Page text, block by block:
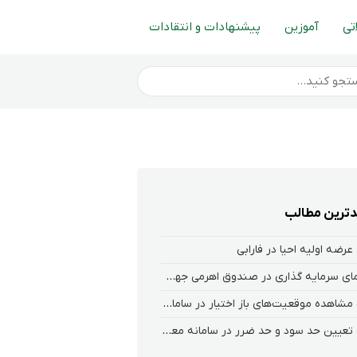
آموزین پیشنهادات و انتقادات
مطالب
اولیه احیا در فارابی
راهنمای سرمایه گذاری در صندوق اهرمی جهش
نحوه‌ مشاهده‌ موقعیت‌های باز اختیار در سامانه هلیوم و نکست
نحوه تعیین حد سود و حد ضرر در سامانه معاملاتی کارگزاری فارابی